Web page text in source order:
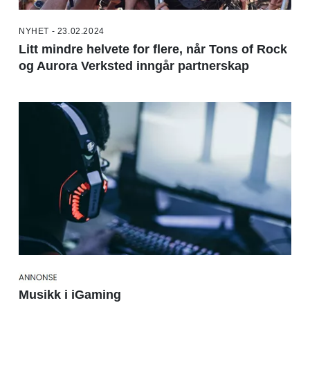
NYHET - 23.02.2024
Litt mindre helvete for flere, når Tons of Rock
og Aurora Verksted inngår partnerskap
Musikk i iGaming